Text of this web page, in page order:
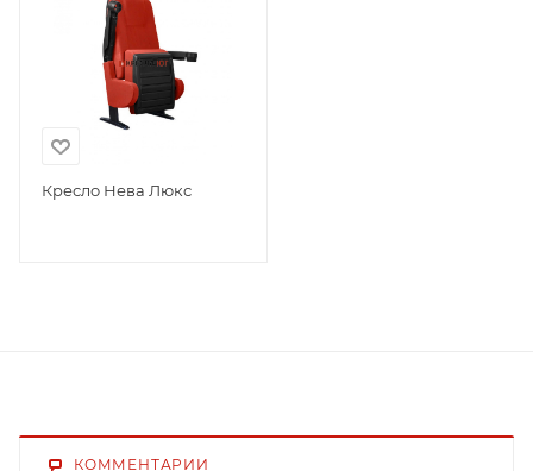
Кресло Нева Люкс
КОММЕНТАРИИ